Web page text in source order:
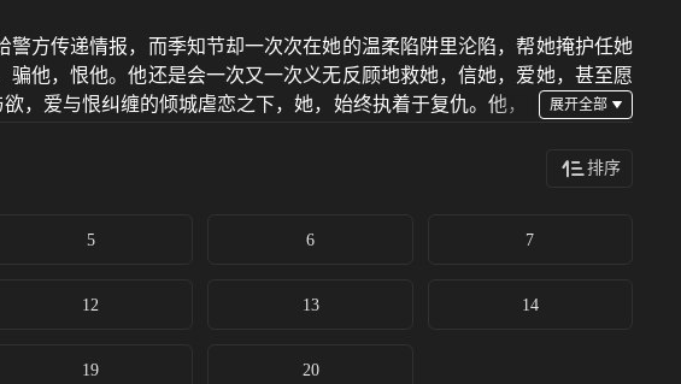
方传递情报，而季知节却一次次在她的温柔陷阱里沦陷，帮她掩护任她
他，恨他。他还是会一次又一次义无反顾地救她，信她，爱她，甚至愿
，爱与恨纠缠的倾城虐恋之下，她，始终执着于复仇。他，
排序
5 6 7
12 13 14
19 20